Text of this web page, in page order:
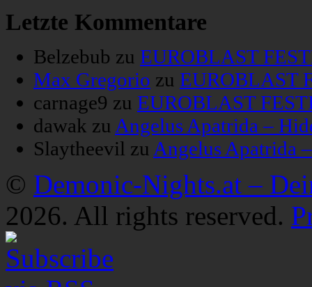
Letzte Kommentare
Belzebub zu EUROBLAST
Max Gregorio zu EUROBLAST
carnage9 zu EUROBLAST
dawak zu Angelus Apatrida –
Slaytheevil zu Angelus Apatrida
© Demonic-Nights.at –
2026. All rights reserved.